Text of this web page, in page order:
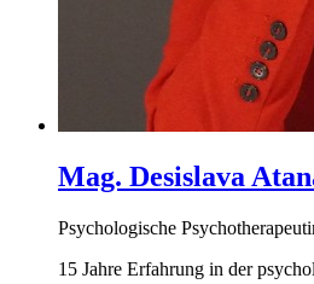
Mag. Desislava
Psychologische
15 Jahre Erfahrung in der